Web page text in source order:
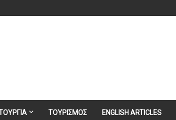
ΤΟΥΡΙΣΜΟΣ ENGLISH ARTICLES